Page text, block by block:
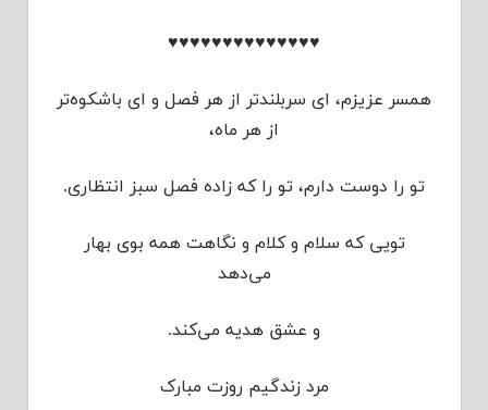
♥♥♥♥♥♥♥♥♥♥♥♥♥♥
همسر عزیزم، ای سربلندتر از هر فصل و ای باشکوه‌تر
از هر ماه،
تو را دوست دارم، تو را که زاده فصل سبز انتظاری.
تویی که سلام و کلام و نگاهت همه بوی بهار
می‌دهد
و عشق هدیه می‌کند.
مرد زندگیم روزت مبارک